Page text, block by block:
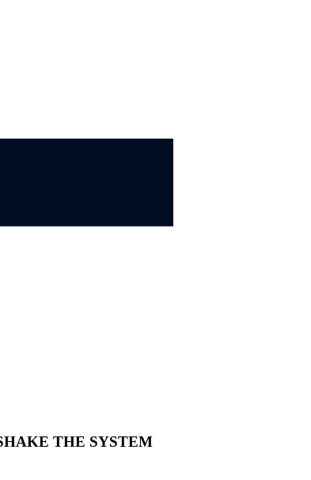
THE SYSTEM